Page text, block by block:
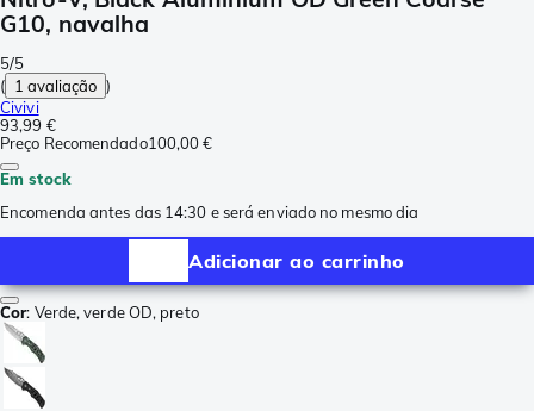
G10, navalha
5/5
( 1 avaliação )
Civivi
93,99 €
Preço Recomendado100,00 €
Em stock
Encomenda antes das 14:30 e será enviado no mesmo dia
Adicionar ao carrinho
Cor: Verde, verde OD, preto